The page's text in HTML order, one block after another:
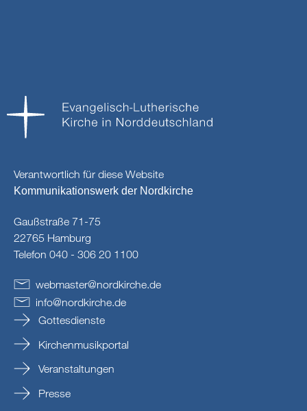
Verantwortlich für diese Website
Kommunikationswerk der Nordkirche
Gaußstraße 71-75
22765 Hamburg
Telefon 040 - 306 20 1100
webmaster@nordkirche.de
info@nordkirche.de
Gottesdienste
Kirchenmusikportal
Veranstaltungen
Presse